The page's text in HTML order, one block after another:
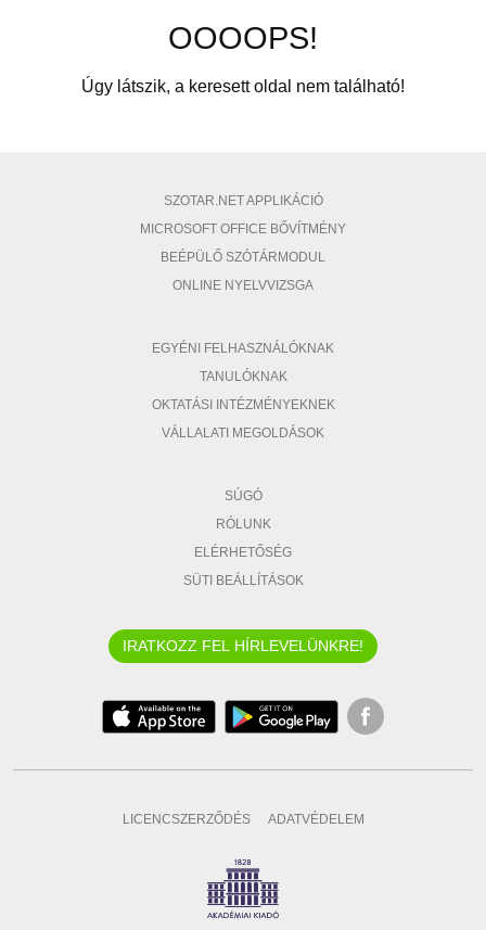
OOOOPS!
Úgy látszik, a keresett oldal nem található!
SZOTAR.NET APPLIKÁCIÓ
MICROSOFT OFFICE BŐVÍTMÉNY
BEÉPÜLŐ SZÓTÁRMODUL
ONLINE NYELVVIZSGA
EGYÉNI FELHASZNÁLÓKNAK
TANULÓKNAK
OKTATÁSI INTÉZMÉNYEKNEK
VÁLLALATI MEGOLDÁSOK
SÚGÓ
RÓLUNK
ELÉRHETŐSÉG
SÜTI BEÁLLÍTÁSOK
IRATKOZZ FEL HÍRLEVELÜNKRE!
LICENCSZERZŐDÉS ADATVÉDELEM